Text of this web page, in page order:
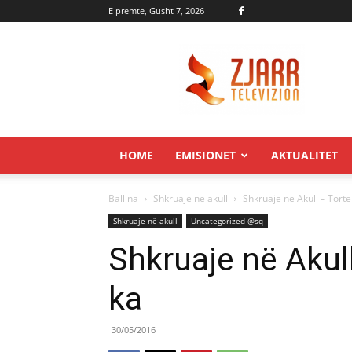
E premte, Gusht 7, 2026
HOME EMISIONET AKTUALITET
Ballina Shkruaje në akull Shkruaje në Akull –
Shkruaje në akull Uncategorized @sq
Shkruaje në
ka
30/05/2016